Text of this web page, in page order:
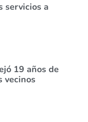
servicios a
19 años de
vecinos